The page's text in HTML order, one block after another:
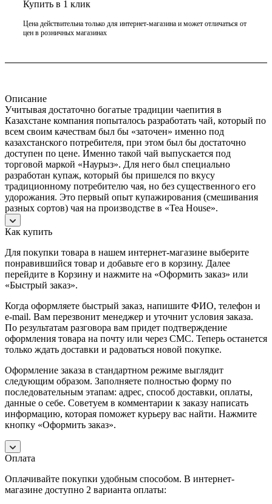
Купить в 1 клик
Цена действительна только для интернет-магазина и может отличаться от
цен в розничных магазинах
Описание
Учитывая достаточно богатые традиции чаепития в
Казахстане компания попыталось разработать чай, который по
всем своим качествам был бы «заточен» именно под
казахстанского потребителя, при этом был бы достаточно
доступен по цене. Именно такой чай выпускается под
торговой маркой «Наурыз». Для него был специально
разработан купаж, который бы пришелся по вкусу
традиционному потребителю чая, но без существенного его
удорожания. Это первый опыт купажирования (смешивания
разных сортов) чая на производстве в «Tea House».
Как купить
Для покупки товара в нашем интернет-магазине выберите
понравившийся товар и добавьте его в корзину. Далее
перейдите в Корзину и нажмите на «Оформить заказ» или
«Быстрый заказ».
Когда оформляете быстрый заказ, напишите ФИО, телефон и
e-mail. Вам перезвонит менеджер и уточнит условия заказа.
По результатам разговора вам придет подтверждение
оформления товара на почту или через СМС. Теперь останется
только ждать доставки и радоваться новой покупке.
Оформление заказа в стандартном режиме выглядит
следующим образом. Заполняете полностью форму по
последовательным этапам: адрес, способ доставки, оплаты,
данные о себе. Советуем в комментарии к заказу написать
информацию, которая поможет курьеру вас найти. Нажмите
кнопку «Оформить заказ».
Оплата
Оплачивайте покупки удобным способом. В интернет-
магазине доступно 2 варианта оплаты: